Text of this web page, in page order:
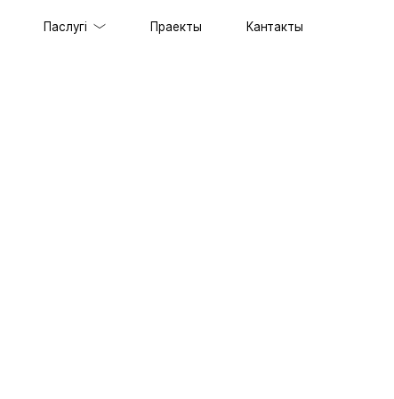
Паслугі Праекты Кантакты